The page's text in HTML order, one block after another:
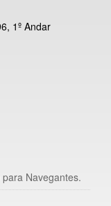
1º Andar
Navegantes.